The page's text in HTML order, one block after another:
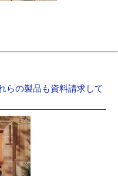
らの製品も資料請求して